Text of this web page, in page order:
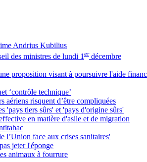
Andrius Kubilius
des ministres de lundi 1 erdécembre
proposition visant à poursuivre l'aide
‘contrôle technique’
aériens risquent d’être compliquées
'pays tiers sûrs' et 'pays d'origine sûrs'
en matière d'asile et de migration
l’Union face aux crises sanitaires'
jeter l'éponge
animaux à fourrure